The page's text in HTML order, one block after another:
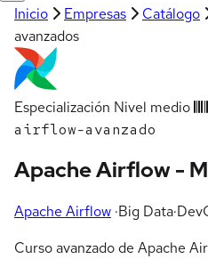
Inicio Empresas Catálogo
avanzados
Especialización Nivel medio
airflow-avanzado
Apache Airflow -
Apache Airflow ·Big Data·
Curso avanzado de Apache